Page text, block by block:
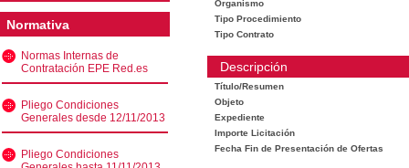
Normativa
Normas Internas de
Contratación EPE Red.es
Pliego Condiciones
Generales desde 12/11/2013
Pliego Condiciones
Organismo
Tipo Procedimiento
Tipo Contrato
Descripción
Título/Resumen
Objeto
Expediente
Importe Licitación
Fecha Fin de Presentación de Ofertas